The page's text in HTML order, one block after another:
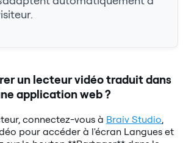
un lecteur vidéo traduit dans
application web ?
connectez-vous à Braiv Studio,
pour accéder à l'écran Langues et